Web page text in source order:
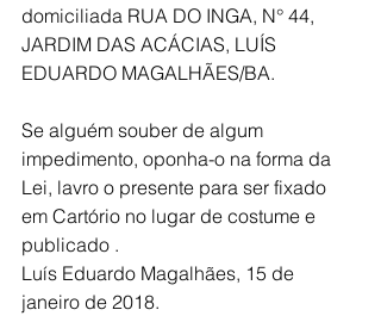
domiciliada RUA DO INGA, N° 44,
JARDIM DAS ACÁCIAS, LUÍS
EDUARDO MAGALHÃES/BA.
Se alguém souber de algum
impedimento, oponha-o na forma da
Lei, lavro o presente para ser fixado
em Cartório no lugar de costume e
publicado .
Luís Eduardo Magalhães, 15 de
janeiro de 2018.